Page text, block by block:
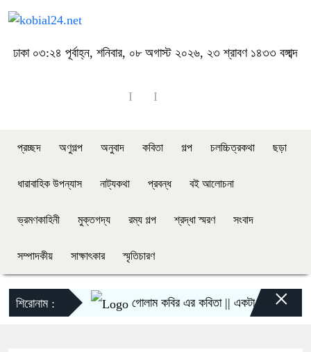
ঢাকা ০৩:২৪ পূর্বাহ্ন, শনিবার, ০৮ অগাস্ট ২০২৬, ২৩ শ্রাবণ ১৪৩৩ বঙ্গাব্দ
প্রচ্ছদ অণুগল্প অনুবাদ কবিতা গল্প চলচ্চিত্রকথা ছড়া
ধারাবাহিক উপন্যাস নাট্যকথা প্রবন্ধ বই আলোচনা
ভ্রমণকাহিনী মুক্তগদ্য রম্য গল্প শ্রদ্ধা স্মরণ সংবাদ
সম্পাদকীয় সাক্ষাৎকার স্মৃতিচারণ
শিরোনাম : গোলাম কবির এর কবিতা || একটা কাঙ্ক্ষিত×